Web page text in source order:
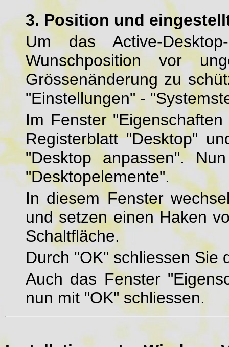
3. Position und
Um das Active-
Wunschposition vor
Grössenänderung zu
"Einstellungen" -
Im Fenster
Registerblatt "Desktop"
"Desktop anpassen".
"Desktopelemente".
In diesem Fenster
und setzen einen Haken
Schaltfläche.
Durch "OK" schliessen Sie
Auch das Fenster
nun mit "OK" schliessen.